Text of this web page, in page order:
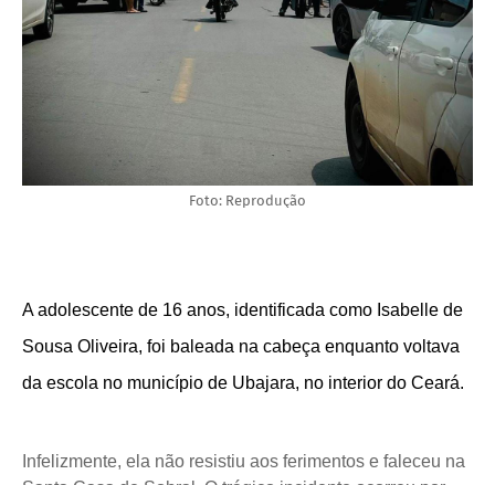
Foto: Reprodução
A adolescente de 16 anos, identificada como Isabelle de
Sousa Oliveira, foi baleada na cabeça enquanto voltava
da escola no município de Ubajara, no interior do Ceará.
Infelizmente, ela não resistiu aos ferimentos e faleceu na